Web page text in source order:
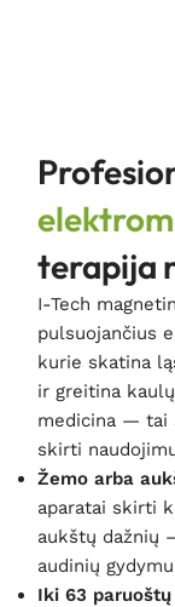
terapija
I-Tech
pulsuojančius
kurie skatina
ir greitina
medicina — tai
skirti
Žemo arba
aparatai skirti
aukštų dažnių
audinių
Iki 63